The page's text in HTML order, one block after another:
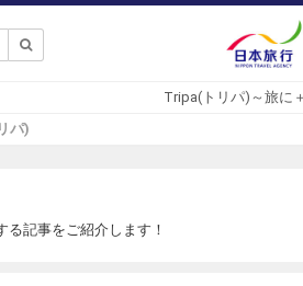
Tripa(トリパ)～旅に
パ)
る記事をご紹介します！